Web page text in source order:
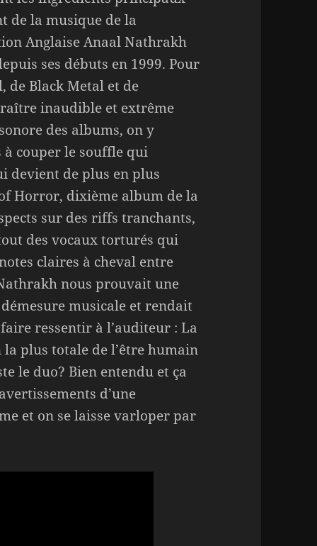
de la musique de la
Anglaise Anaal Nathrakh
ses débuts en 1999. Pour
de Black Metal et de
inaudible et extrême
des albums, on y
à couper le souffle qui
devient de plus en plus
Horror, dixième album de la
sur des riffs tranchants,
des vocaux torturés qui
claires à cheval entre
nous prouvait une
musicale et rendait
ressentir à l’auditeur : La
plus totale de l’être humain
le duo? Bien entendu et ça
d’une
et on se laisse varloper par